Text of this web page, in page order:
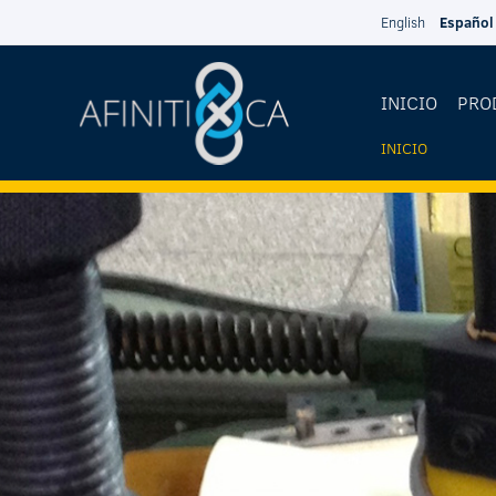
English Español
INICIO
USTED
ESTÁ
AQUÍ
INICIO